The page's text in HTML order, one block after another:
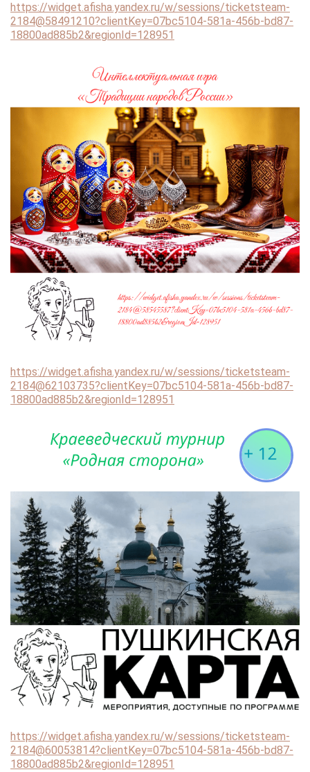
https://widget.afisha.yandex.ru/w/sessions/ticketsteam-
2184@58491210?clientKey=07bc5104-581a-456b-bd87-
18800ad885b2&regionId=128951
https://widget.afisha.yandex.ru/w/sessions/ticketsteam-
2184@62103735?clientKey=07bc5104-581a-456b-bd87-
18800ad885b2&regionId=128951
https://widget.afisha.yandex.ru/w/sessions/ticketsteam-
2184@60053814?clientKey=07bc5104-581a-456b-bd87-
18800ad885b2&regionId=128951